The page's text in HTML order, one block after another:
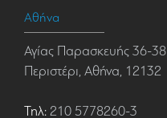
Αθήνα
Αγίας Παρασκευής 36-38
Περιστέρι, Αθήνα, 12132
Τηλ: 210 5778260-3